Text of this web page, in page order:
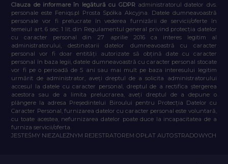
Clauza de informare în legătură cu GDPR administratorul datelor dvs.
personale este Feniqs.pl Prosta Spółka Akcyjna. Datele dumneavoastră
personale vor fi prelucrate în vederea furnizării de servicii/oferte în
temeiul art. 6 sec. 1 lit. din Regulamentul general privind protecția datelor
cu caracter personal din 27 aprilie 2016 ca interes legitim al
administratorului, destinatarii datelor dumneavoastră cu caracter
personal vor fi doar entități autorizate să obțină date cu caracter
personal în baza legii, datele dumneavoastră cu caracter personal stocate
vor fi pe o perioadă de 5 ani sau mai mult pe baza interesului legitim
urmărit de administrator, aveți dreptul de a solicita administratorului
accesul la datele cu caracter personal, dreptul de a rectifica ștergerea
acestora sau de a limita prelucrarea, aveți dreptul de a depune o
plângere la adresa Președintelui Biroului pentru Protecția Datelor cu
Caracter Personal, furnizarea datelor cu caracter personal este voluntară,
cu toate acestea, nefurnizarea datelor poate duce la incapacitatea de a
furniza servicii/oferta.
JESTEŚMY NIEZALEŻNYM REJESTRATOREM OPŁAT AUTOSTRADOWYCH